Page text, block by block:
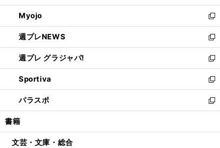
開
く
ウ
で
開
く
ン
ド
ウ
で
開
く
ウ
ィ
ン
ド
ウ
で
開
く
Myojo
新
し
い
ウ
ィ
ン
ド
ウ
で
開
週プレNEWS
新
し
い
ウ
ィ
ン
ド
ウ
開
週プレ グラジャパ!
新
し
い
ウ
ィ
ン
ウ
Sportiva
新
し
い
ウ
ン
パラスポ
新
し
ウ
書籍
文芸・文庫・総合